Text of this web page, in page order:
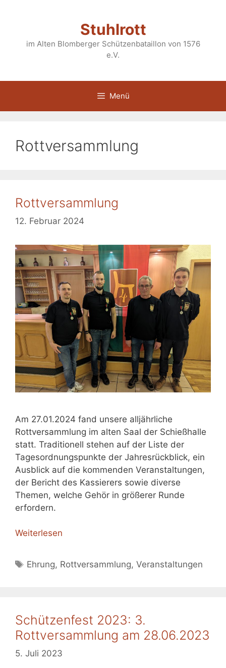
Stuhlrott
im Alten Blomberger Schützenbataillon von 1576
e.V.
Menü
Rottversammlung
Rottversammlung
12. Februar 2024
Am 27.01.2024 fand unsere alljährliche
Rottversammlung im alten Saal der Schießhalle
statt. Traditionell stehen auf der Liste der
Tagesordnungspunkte der Jahresrückblick, ein
Ausblick auf die kommenden Veranstaltungen,
der Bericht des Kassierers sowie diverse
Themen, welche Gehör in größerer Runde
erfordern.
Weiterlesen
Schlagwörter
Ehrung, Rottversammlung,Veranstaltungen
Schützenfest 2023: 3.
Rottversammlung am 28.06.2023
5. Juli 2023